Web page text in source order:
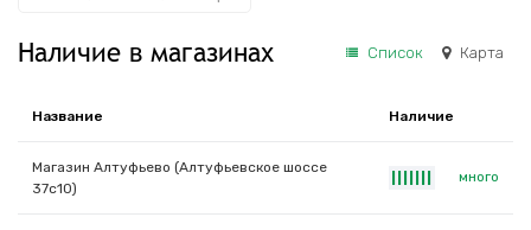
Наличие в магазинах Список Карта
Название Наличие
Магазин Алтуфьево (Алтуфьевское шоссе
37с10)
много